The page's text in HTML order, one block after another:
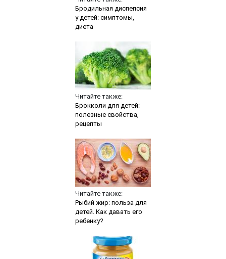
Бродильная диспепсия
у детей: симптомы,
диета
Читайте также:
Брокколи для детей:
полезные свойства,
рецепты
Читайте также:
Рыбий жир: польза для
детей. Как давать его
ребенку?